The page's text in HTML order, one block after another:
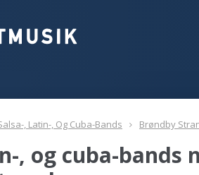
, Latin-, Og Cuba-Bands Brøndby
, og cuba-bands